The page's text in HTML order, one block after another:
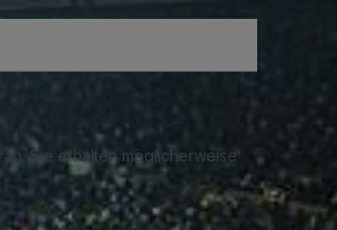
an. Sie erhalten möglicherweise